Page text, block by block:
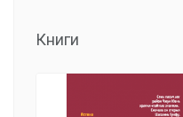
Книги